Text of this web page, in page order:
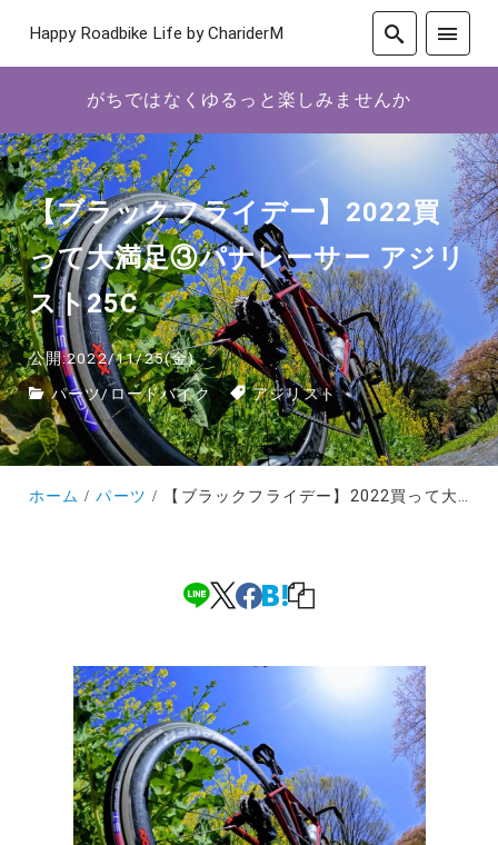
Happy Roadbike Life by ChariderM
がちではなくゆるっと楽しみませんか
【ブラックフライデー】2022買
って大満足③パナレーサー アジリ
スト25C
公開:2022/11/25(金)
パーツ/ロードバイク アジリスト
ホーム パーツ 【ブラックフライデー】2022買って大満足③パナレーサー アジリスト25C